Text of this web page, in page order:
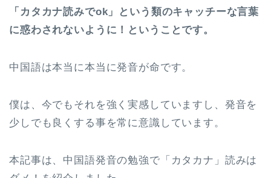
「カタカナ読みでok」という類のキャッチーな言葉
に惑わされないように！ということです。
中国語は本当に本当に発音が命です。
僕は、今でもそれを強く実感していますし、発音を
少しでも良くする事を常に意識しています。
本記事は、中国語発音の勉強で「カタカナ」読みは